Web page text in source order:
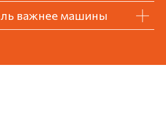
важнее машины